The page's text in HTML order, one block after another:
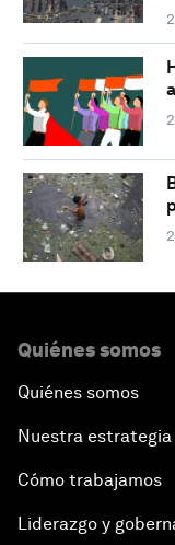
Quiénes somos
Quiénes somos
Nuestra estrategia
Cómo trabajamos
Liderazgo y